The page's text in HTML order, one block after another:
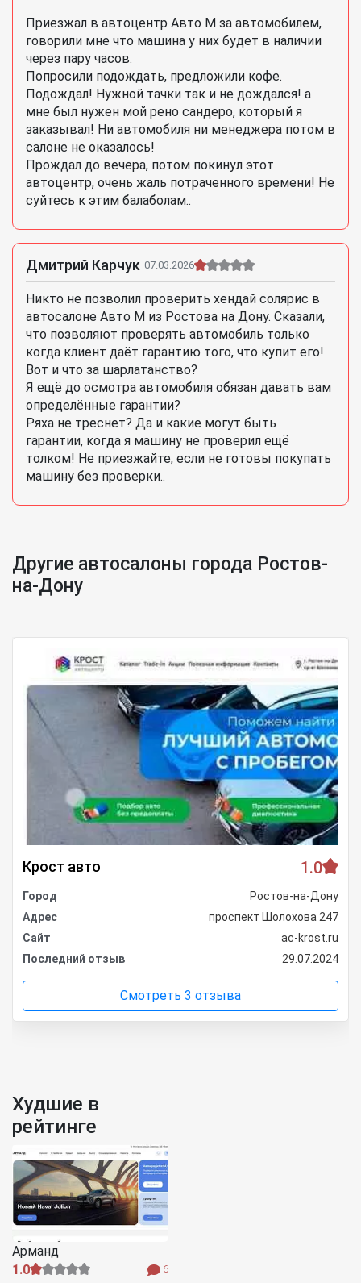
Приезжал в автоцентр Авто М за автомобилем,
говорили мне что машина у них будет в наличии
через пару часов.
Попросили подождать, предложили кофе.
Подождал! Нужной тачки так и не дождался! а
мне был нужен мой рено сандеро, который я
заказывал! Ни автомобиля ни менеджера потом в
салоне не оказалось!
Прождал до вечера, потом покинул этот
автоцентр, очень жаль потраченного времени! Не
суйтесь к этим балаболам..
Дмитрий Карчук 07.03.2026
Никто не позволил проверить хендай солярис в
автосалоне Авто М из Ростова на Дону. Сказали,
что позволяют проверять автомобиль только
когда клиент даёт гарантию того, что купит его!
Вот и что за шарлатанство?
Я ещё до осмотра автомобиля обязан давать вам
определённые гарантии?
Ряха не треснет? Да и какие могут быть
гарантии, когда я машину не проверил ещё
толком! Не приезжайте, если не готовы покупать
машину без проверки..
Другие автосалоны города Ростов-
на-Дону
Крост авто 1.0
Город
Ростов-на-Дону
Адрес
проспект Шолохова 247
Сайт
ac-krost.ru
Последний отзыв
29.07.2024
Смотреть 3 отзыва
Худшие в
рейтинге
Арманд
1.0
6